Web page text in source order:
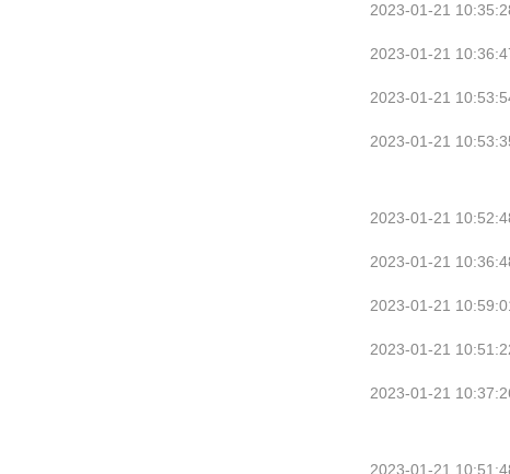
2023-01-21
2023-01-21
2023-01-21
2023-01-21
2023-01-21
2023-01-21
2023-01-21
2023-01-21
2023-01-21
2023-01-21